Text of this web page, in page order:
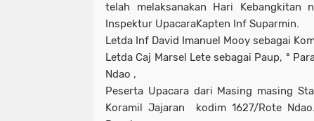
telah melaksanakan Hari Kebangkitan
Inspektur UpacaraKapten Inf Suparmin.
Letda Inf David Imanuel Mooy sebagai
Letda Caj Marsel Lete sebagai Paup, °
Ndao ,
Peserta Upacara dari Masing masing
Koramil Jajaran kodim 1627/Rote